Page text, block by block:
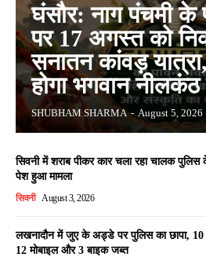
घंसौर: नाग पंचमी के
पर 17 अगस्त को
सनातन कांवड़
होगा भगवान
SHUBHAM SHARMA - August 5, 2026
सिवनी में शराब पीकर कार चला रहा चालक
पेश हुआ मामला
सिवनी August 3, 2026
लखनादौन में जुए के अड्डे पर पुलिस का छापा,
12 मोबाइल और 3 बाइक जब्त